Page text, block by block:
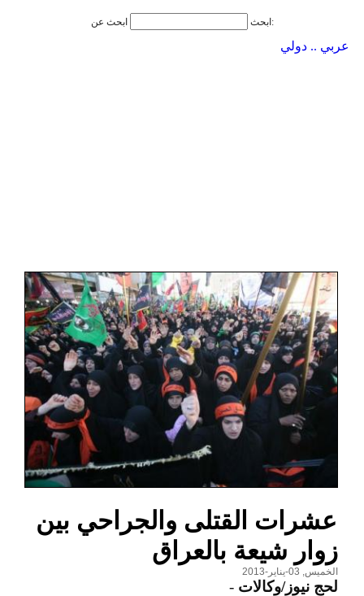
ابحث ابحث عن:
عربي .. دولي
عشرات القتلى والجراحي بين
زوار شيعة بالعراق
الخميس, 03-يناير-2013
لحج نيوز/وكالات -